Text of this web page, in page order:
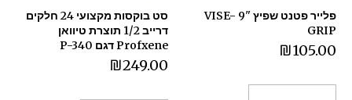
פלייר פטנט שפיץ "9 VISE-
GRIP
₪105.00
סט בוקסות מקצועי 24 חלקים
דרייב 1/2 תוצרת טיוואן
Profxene דגם P-340
₪249.00